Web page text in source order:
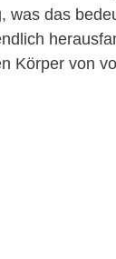
was das
Körper von